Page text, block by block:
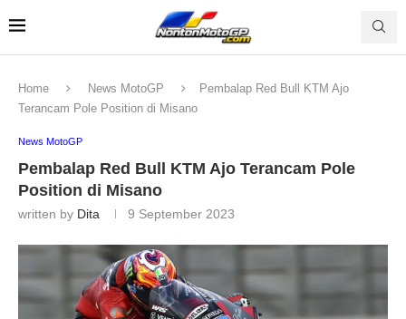
Home News MotoGP
Pembalap Red Bull KTM Ajo
Terancam Pole Position di Misano
News MotoGP
Pembalap Red Bull KTM Ajo Terancam Pole
Position di Misano
written by Dita 9 September 2023